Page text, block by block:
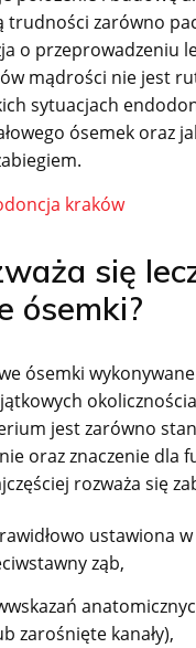
trudności zarówno
o przeprowadzeniu
mądrości nie jest
sytuacjach
ósemek oraz
kraków
się
ósemki?
ósemki
jest zarówno
oraz znaczenie dla
rozważa się
ustawiona w
ząb,
zarośnięte kanały),